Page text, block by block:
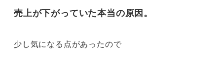
売上が下がっていた本当の原因。
少し気になる点があったので